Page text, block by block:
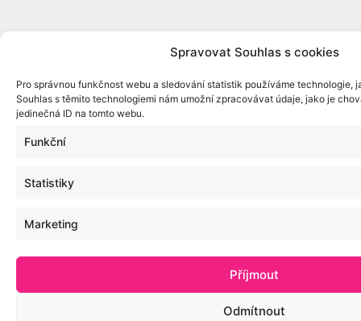
Spravovat Souhlas s cookies
Pro správnou funkčnost webu a sledování statistik používáme technologie,
Souhlas s těmito technologiemi nám umožní zpracovávat údaje, jako je
jedinečná ID na tomto webu.
Funkční
Statistiky
Marketing
Příjmout
Odmítnout